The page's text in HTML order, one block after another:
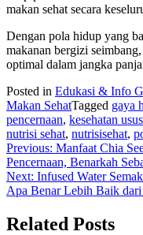
makan sehat secara
Dengan pola hidup yang
makanan bergizi
optimal dalam jangka
Posted in Edukasi & Info
Makan SehatTagged gaya
pencernaan, kesehatan usus
nutrisi sehat, nutrisisehat,
Navigasi
pos
Previous: Manfaat Chia
Pencernaan, Benarkah
Next: Infused Water
Apa Benar Lebih Baik
Related Posts